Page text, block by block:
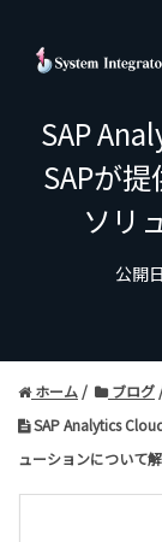
SAP
SAPが
ソリ
公開日
ホーム ブログ
SAP Analytics
ューションについて